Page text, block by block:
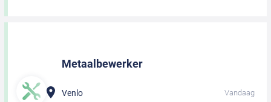
Metaalbewerker
Venlo Vandaag